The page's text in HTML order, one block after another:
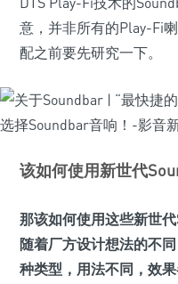
意，并非所有的Play-Fi
配之前要先研究一下。
该如何使用新世代
那该如何使用这些新世
随着厂方设计想法的不
种类型，用法不同，效